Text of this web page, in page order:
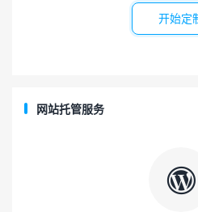
开始定
网站托管服务
